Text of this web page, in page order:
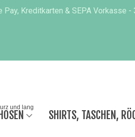
Kreditkarten & SEPA Vorkasse
und lang
SHIRTS, TASCHEN,